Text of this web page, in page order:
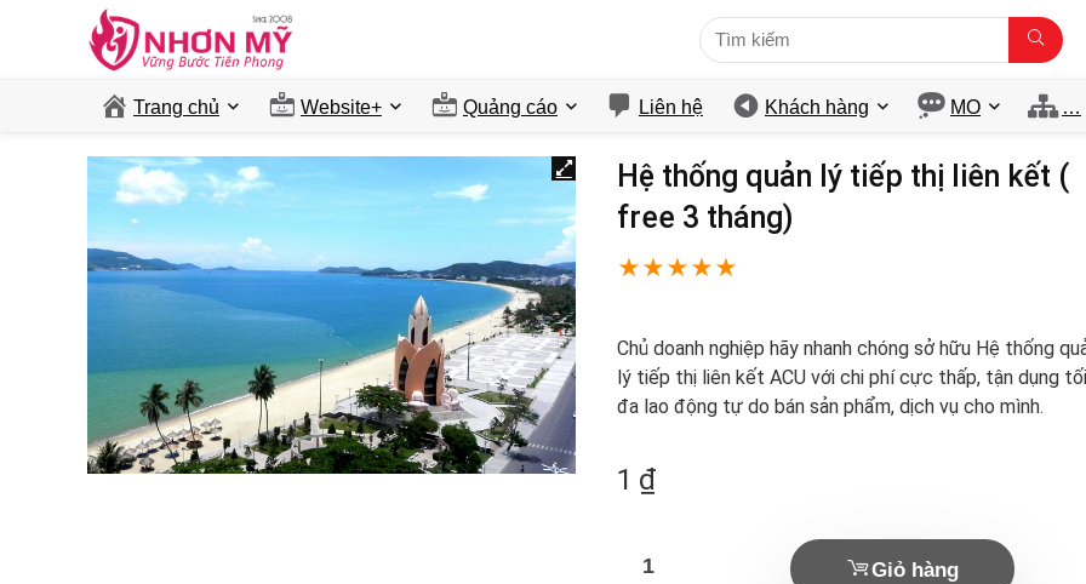
Trang chủ Website+ Quảng cáo Liên hệ Khách hàng MO …
Hệ thống quản lý tiếp thị liên kết (
free 3 tháng)
★★★★★
Chủ doanh nghiệp hãy nhanh chóng sở hữu Hệ thống
lý tiếp thị liên kết ACU với chi phí cực thấp, tận dụng tối
đa lao động tự do bán sản phẩm, dịch vụ cho mình.
1 ₫
Giỏ hàng